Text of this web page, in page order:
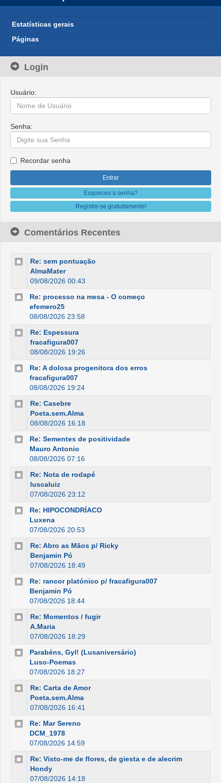
Estatísticas gerais
Páginas
Login
Usuário:
Senha:
Recordar senha
Esqueceu a senha?
Registre-se gratuitamente!
Comentários Recentes
Re: sem pontuação
AlmaMater
09/08/2026 00:43
Re: processo na mesa - O começo
efemero25
08/08/2026 23:58
Re: Espessura
fracafigura007
08/08/2026 19:26
Re: A dolosa progenitora dos erros
fracafigura007
08/08/2026 19:24
Re: Casebre
Poeta.sem.Alma
08/08/2026 16:18
Re: Sementes de positividade
Mauro Antonio
08/08/2026 07:16
Re: Nota de rodapé
luscaluiz
07/08/2026 23:12
Re: HIPOCONDRÍACO
Luxena
07/08/2026 20:53
Re: Abro as Mãos p/ Ricky
Benjamin Pó
07/08/2026 18:49
Re: rancor platónico p/ fracafigura007
Benjamin Pó
07/08/2026 18:44
Re: Momentos / fugir
A.Maria
07/08/2026 18:29
Parabéns, Gyl! (Lusaniversário)
Luso-Poemas
07/08/2026 18:27
Re: Carta de Amor
Poeta.sem.Alma
07/08/2026 16:41
Re: Mar Sereno
DCM_1978
07/08/2026 14:59
Re: Visto-me de flores, de giesta e de alecrim
Hondy
07/08/2026 14:18